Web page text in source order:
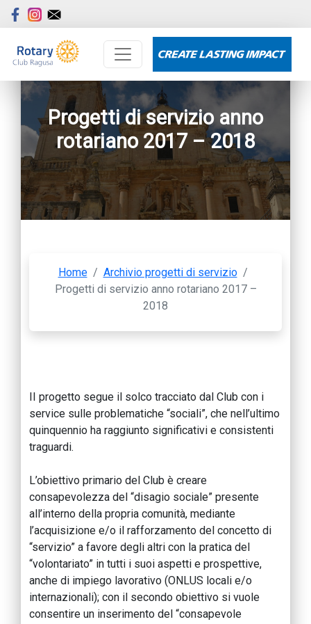
Progetti di servizio anno
rotariano 2017 – 2018
Home / Archivio progetti di servizio /
Progetti di servizio anno rotariano 2017 –
2018
II progetto segue il solco tracciato dal Club con i
service sulle problematiche “sociali”, che nell’ultimo
quinquennio ha raggiunto significativi e consistenti
traguardi.
L’obiettivo primario del Club è creare
consapevolezza del “disagio sociale” presente
all’interno della propria comunità, mediante
l’acquisizione e/o il rafforzamento del concetto di
“servizio” a favore degli altri con la pratica del
“volontariato” in tutti i suoi aspetti e prospettive,
anche di impiego lavorativo (ONLUS locali e/o
internazionali); con il secondo obiettivo si vuole
consentire un inserimento del “consapevole